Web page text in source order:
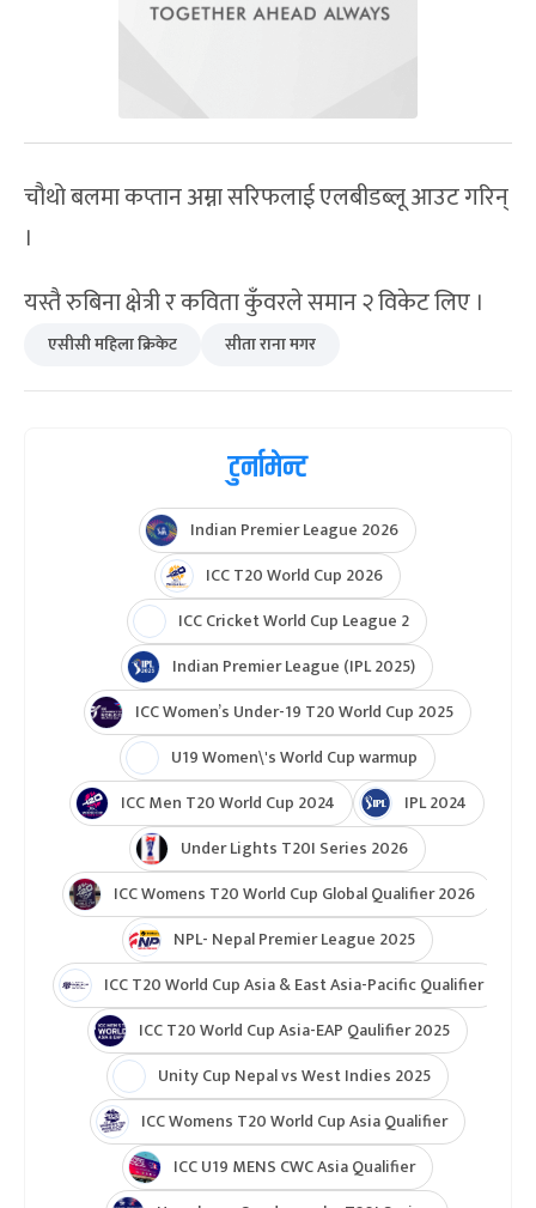
चौथो बलमा कप्तान अम्ना सरिफलाई एलबीडब्लू आउट गरिन्
।
सीता राना मगर
टुर्नामेन्ट
Indian Premier League 2026
ICC T20 World Cup 2026
ICC Cricket World Cup League 2
Indian Premier League (IPL 2025)
ICC Women’s Under-19 T20 World Cup 2025
U19 Women\'s World Cup warmup
ICC Men T20 World Cup 2024
IPL 2024
Under Lights T20I Series 2026
ICC Womens T20 World Cup Global Qualifier 2026
NPL- Nepal Premier League 2025
ICC T20 World Cup Asia & East Asia-Pacific Qualifier
ICC T20 World Cup Asia-EAP Qaulifier 2025
Unity Cup Nepal vs West Indies 2025